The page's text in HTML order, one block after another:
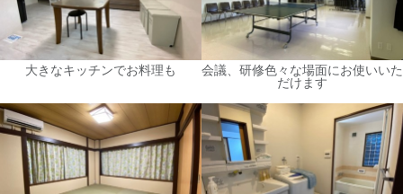
大きなキッチンでお料理も 会議、研修色々な場面にお使いいた
だけます